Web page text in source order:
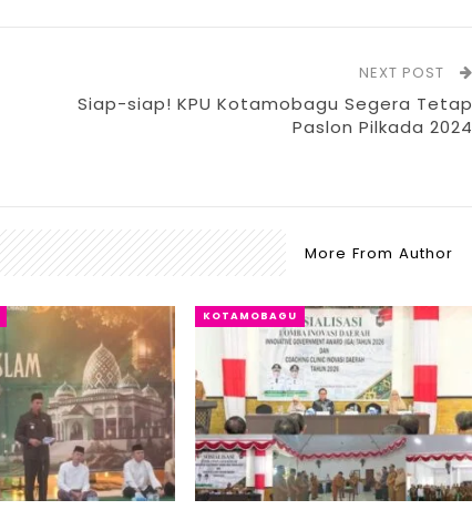
NEXT POST
Siap-siap! KPU Kotamobagu Segera Tetap
Paslon Pilkada 2024
More From Author
KOTAMOBAGU